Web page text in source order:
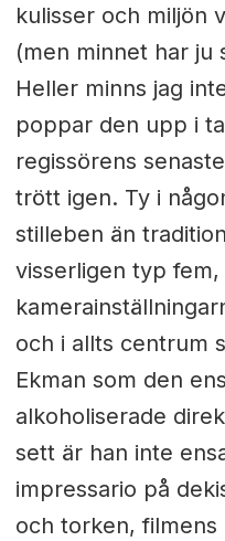
kulisser och miljön
(men minnet har ju
Heller minns jag
poppar den upp i
regissörens
trött igen. Ty i
stilleben än
visserligen typ fem,
och i allts centrum
Ekman som den
alkoholiserade
sett är han inte
impressario på
och torken, filmens